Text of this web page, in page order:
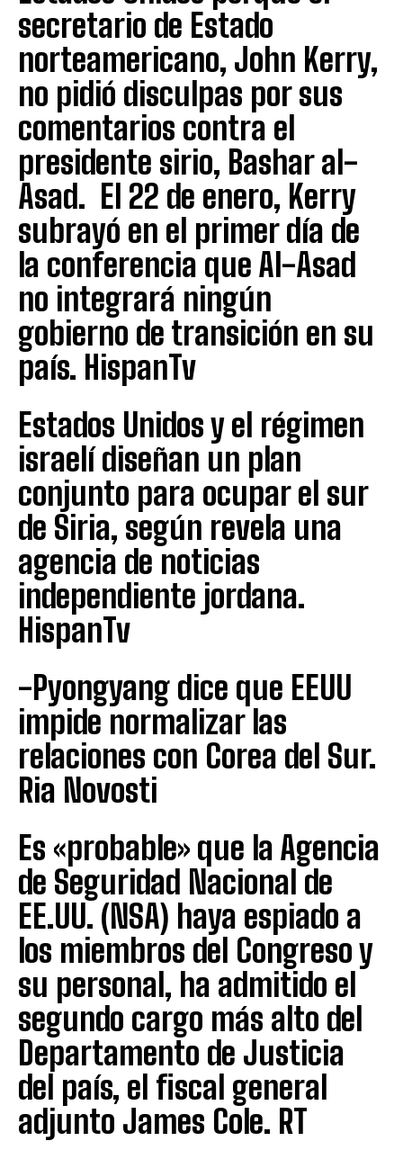
secretario de Estado
norteamericano, John Kerry,
no pidió disculpas por sus
comentarios contra el
presidente sirio, Bashar al-
Asad. El 22 de enero, Kerry
subrayó en el primer día de
la conferencia que Al-Asad
no integrará ningún
gobierno de transición en su
país. HispanTv
Estados Unidos y el régimen
israelí diseñan un plan
conjunto para ocupar el sur
de Siria, según revela una
agencia de noticias
independiente jordana.
HispanTv
-Pyongyang dice que EEUU
impide normalizar las
relaciones con Corea del Sur.
Ria Novosti
Es «probable» que la Agencia
de Seguridad Nacional de
EE.UU. (NSA) haya espiado a
los miembros del Congreso y
su personal, ha admitido el
segundo cargo más alto del
Departamento de Justicia
del país, el fiscal general
adjunto James Cole. RT